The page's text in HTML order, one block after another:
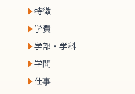
特徴
学費
学部・学科
学問
仕事